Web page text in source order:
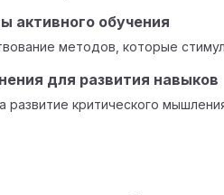
активного обучения
методов, которые
для развития навыков
развитие критического